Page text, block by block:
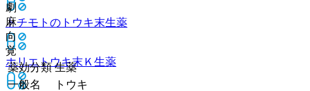
トチモトのトウキ末生薬
ホリエトウキ末Ｋ 生薬
劇
麻
向
覚
薬効分類 生薬
一般名
トウキ